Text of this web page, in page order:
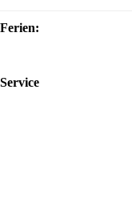
Ferien:
Service